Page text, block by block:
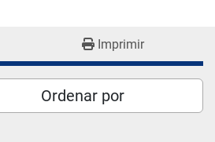
Imprimir
Ordenar por